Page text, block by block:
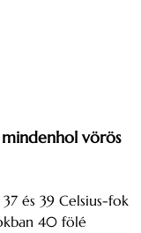
vörös
és 39 Celsius-fok
40 fölé